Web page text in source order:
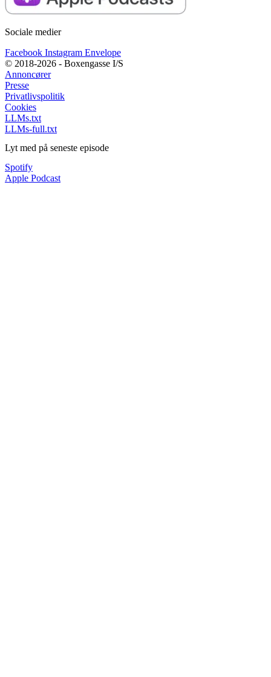
Sociale medier
Facebook Instagram Envelope
© 2018-2026 - Boxengasse I/S
Annoncører
Presse
Privatlivspolitik
Cookies
LLMs.txt
LLMs-full.txt
Lyt med på seneste episode
Spotify
Apple Podcast